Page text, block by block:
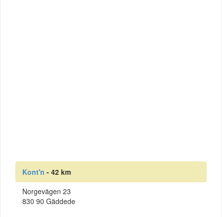
Kont'n - 42 km
Norgevägen 23
830 90 Gäddede